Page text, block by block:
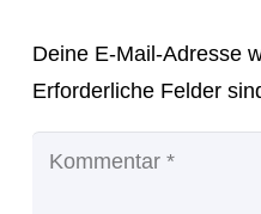
Deine E-Mail-Adresse
Erforderliche Felder